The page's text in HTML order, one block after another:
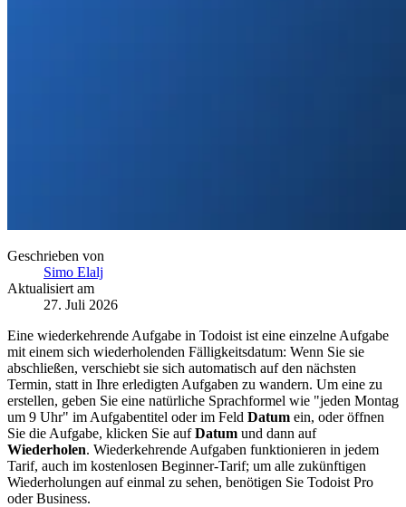
Geschrieben von
Simo Elalj
Aktualisiert am
27. Juli 2026
Eine wiederkehrende Aufgabe in Todoist ist eine einzelne Aufgabe
mit einem sich wiederholenden Fälligkeitsdatum: Wenn Sie sie
abschließen, verschiebt sie sich automatisch auf den nächsten
Termin, statt in Ihre erledigten Aufgaben zu wandern. Um eine zu
erstellen, geben Sie eine natürliche Sprachformel wie "jeden Montag
um 9 Uhr" im Aufgabentitel oder im Feld Datum ein, oder öffnen
Sie die Aufgabe, klicken Sie aufDatum und dann auf
Wiederholen. Wiederkehrende Aufgaben funktionieren in jedem
Tarif, auch im kostenlosen Beginner-Tarif; um alle zukünftigen
Wiederholungen auf einmal zu sehen, benötigen Sie Todoist Pro
oder Business.